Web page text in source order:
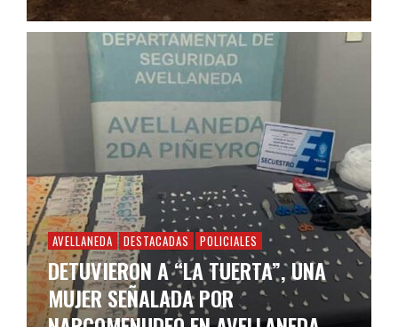
AVELLANEDA DESTACADAS POLICIALES
DETUVIERON A “LA TUERTA”, UNA
MUJER SEÑALADA POR